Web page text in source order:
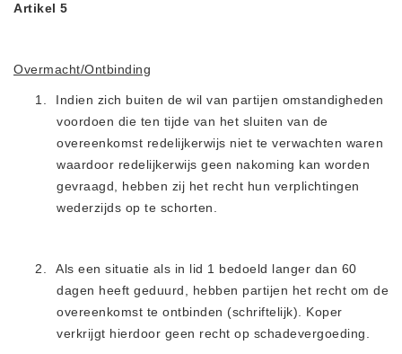
Artikel 5
Overmacht/Ontbinding
1.
Indien zich buiten de wil van partijen omstandigheden
voordoen die ten tijde van het sluiten van de
overeenkomst redelijkerwijs niet te verwachten waren
waardoor redelijkerwijs geen nakoming kan worden
gevraagd, hebben zij het recht hun verplichtingen
wederzijds op te schorten.
2.
Als een situatie als in lid 1 bedoeld langer dan 60
dagen heeft geduurd, hebben partijen het recht om de
overeenkomst te ontbinden (schriftelijk). Koper
verkrijgt hierdoor geen recht op schadevergoeding